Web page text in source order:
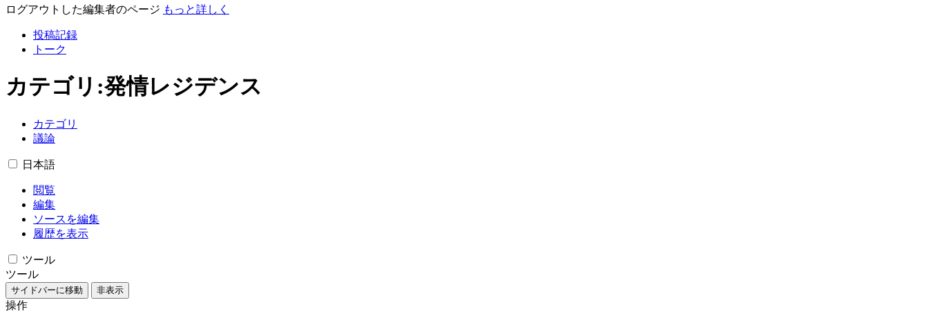
ログアウトした編集者のページ もっと詳しく
投稿記録
トーク
カテゴリ :発情レジデンス
カテゴリ
議論
日本語
閲覧
編集
ソースを編集
履歴を表示
ツール
ツール
サイドバーに移動 非表示
操作